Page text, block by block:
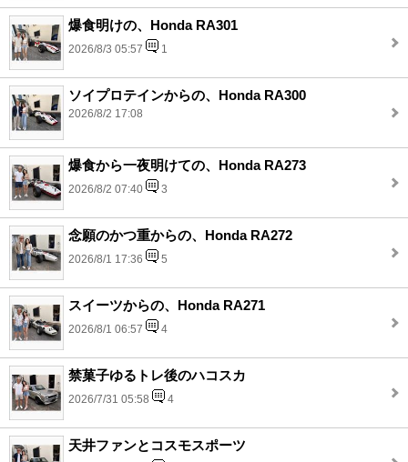
爆食明けの、Honda RA301
2026/8/3 05:57 1
ソイプロテインからの、Honda RA300
2026/8/2 17:08
爆食から一夜明けての、Honda RA273
2026/8/2 07:40 3
念願のかつ重からの、Honda RA272
2026/8/1 17:36 5
スイーツからの、Honda RA271
2026/8/1 06:57 4
禁菓子ゆるトレ後のハコスカ
2026/7/31 05:58 4
天井ファンとコスモスポーツ